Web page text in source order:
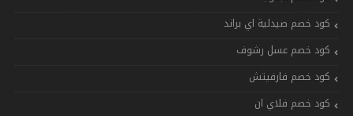
كود خصم صيدلية اي براند
كود خصم عسل رشوف
كود خصم فارفيتش
كود خصم فلاي ان